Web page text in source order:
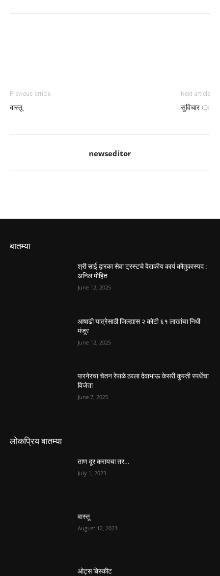
Previous article
वास्तू
Next article
सुविचार ः
newseditor
बातम्या
श्री साई द्वारका सेवा ट्रस्टचे वैद्यकीय कार्य कौतुकास्पद :
अनिल मोहित
June 12, 2025
आषाढी यात्रेसाठी जिल्ह्यास २ कोटी ६१ लाखांचा निधी
मंजूर
June 12, 2025
पारनेरचा चेतन रेपाळे ठरला देवाभाऊ केसरी कुस्ती स्पर्धेचा
विजेता
June 7, 2025
लोकप्रिय बातम्या
ताण दूर करायचा तर…
July 1, 2023
वास्तू
August 12, 2023
ओट्स बिस्कीट